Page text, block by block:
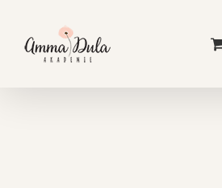
content